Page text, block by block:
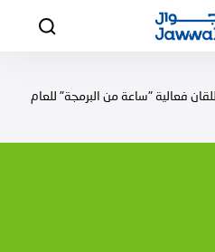
فعالية "ساعة من البرمجة" للعام